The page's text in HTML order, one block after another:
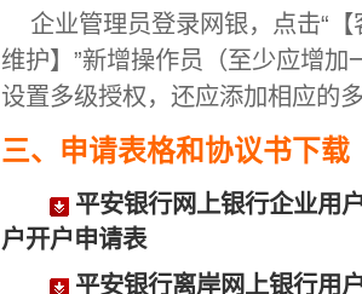
企业管理员登录网银，点击“
维护】”新增操作员（至少应增
设置多级授权，还应添加相应的
三、申请表格和协议书下载
平安银行网上银行企业用
户开户申请表
平安银行离岸网上银行用